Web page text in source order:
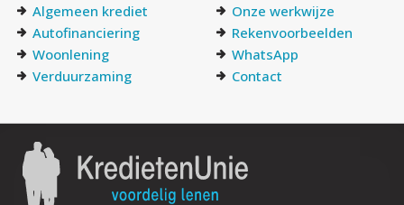
Algemeen krediet
Autofinanciering
Woonlening
Verduurzaming
Onze werkwijze
Rekenvoorbeelden
WhatsApp
Contact